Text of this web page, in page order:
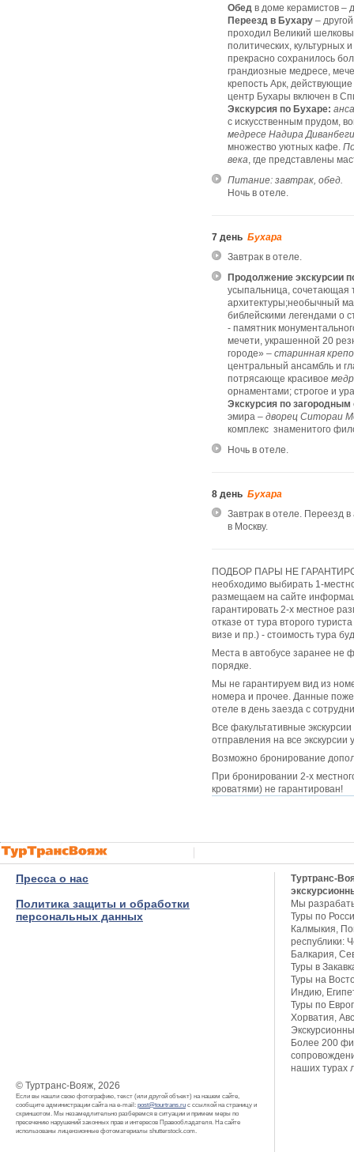
Обед в доме керамистов –
Переезд в Бухару –
проходил Великий
политических, культурных
прекрасно сохранилось
грандиозные медресе,
крепость Арк,
центр Бухары включен в
Экскурсия по Бухаре:
с искусственным прудом,
медресе Надира
множество уютных кафе.
века, где представлены
Питание: завтрак, обед.
Ночь в отеле.
7 день Бухара
Завтрак в отеле.
Продолжение экскурсии
усыпальница, сочетающая
архитектуры;необычный
библейскими легендами о
- памятник
мечети, украшенной 20
городе» – старинная
центральный ансамбль и
потрясающе красивое
орнаментами; строгое и
Экскурсия по
эмира – дворец Ситораи
комплекс знаменитого
Ночь в отеле.
8 день Бухара
Завтрак в отеле. Переезд
в Москву.
ПОДБОР ПАРЫ НЕ
необходимо выбирать 1-
размещаем на сайте
гарантировать 2-х местное
отказе от тура второго
визе и пр.) - стоимость тура
Места в автобусе заранее не
порядке.
Мы не гарантируем вид из
номера и прочее. Данные
отеле в день заезда с
Все факультативные
отправления на все экскурсии
Возможно бронирование
При бронировании 2-х
кроватями) не гарантирован!
Пресса о нас
Политика защиты и обработки
персональных данных
© Туртранс-Вояж, 2026
Если вы нашли свою фотографию, текст (или другой объект) на нашем сайте,
сообщите администрации сайта на e-mail: post@tourtrans.ru с ссылкой на страницу и
скриншотом. Мы незамедлительно разберемся в ситуации и примем меры по
пресечению нарушений законных прав и интересов Правообладателя. На сайте
использованы лицензионные фотоматериалы shutterstock.com.
Туртранс-
Мы
Туры по
Калмыкия,
республики:
Балкария,
Туры в
Туры на
Индию,
Туры по
Хорватия,
Более 200
наших турах